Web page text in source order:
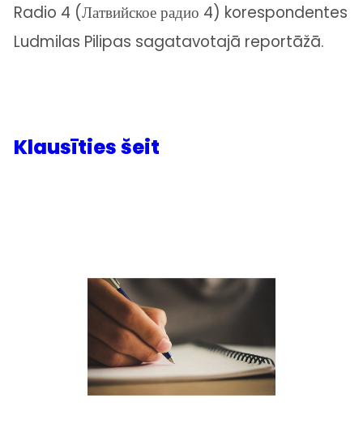
Radio 4 (Латвийское радио 4) korespondentes
Ludmilas Pilipas sagatavotajā reportāžā.
Klausīties šeit